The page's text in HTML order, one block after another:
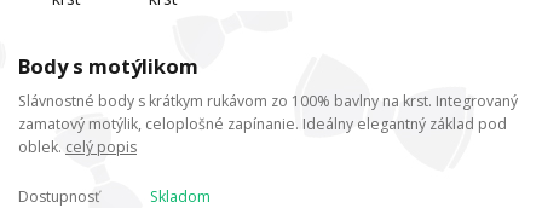
Body s motýlikom
Slávnostné body s krátkym rukávom zo 100% bavlny na krst. Integrovaný
zamatový motýlik, celoplošné zapínanie. Ideálny elegantný základ pod
oblek. celý popis
Dostupnosť
Skladom